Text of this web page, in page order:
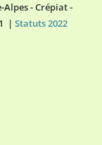
Alpes - Crépiat -
|Statuts 2022